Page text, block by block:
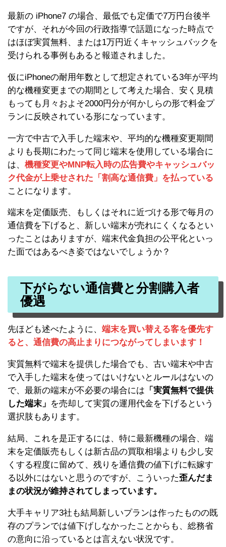
最新の iPhone7 の場合、最低でも定価で7万円台後半
ですが、それが今回の行政指導で話題になった時点で
はほぼ実質無料、または1万円近くキャッシュバックを
受けられる事例もあると報道されました。
仮にiPhoneの耐用年数として想定されている3年が平均
的な機種変更までの期間として考えた場合、安く見積
もっても月々およそ2000円分が何かしらの形で料金プ
ランに反映されている形になっています。
一方で中古で入手した端末や、平均的な機種変更期間
よりも長期にわたって同じ端末を使用している場合に
は、 機種変更やMNP転入時の広告費やキャッシュバッ
ク代金が上乗せされた「割高な通信費」を払っている
ことになります。
端末を定価販売、もしくはそれに近づける形で毎月の
通信費を下げると、新しい端末が売れにくくなるとい
ったことはありますが、端末代金負担の公平化といっ
た面ではあるべき姿ではないでしょうか？
下がらない通信費と分割購入者
優遇
先ほども述べたように、 端末を買い替える客を優先す
ると、通信費の高止まりにつながってしまいます！
実質無料で端末を提供した場合でも、古い端末や中古
で入手した端末を使ってはいけないとルールはないの
で、最新の端末が不必要の場合には 「実質無料で提供
した端末」 を売却して実質の運用代金を下げるという
選択肢もあります。
結局、これを是正するには、特に最新機種の場合、端
末を定価販売もしくは新古品の買取相場よりも少し安
くする程度に留めて、残りを通信費の値下げに転嫁す
る以外にはないと思うのですが、こういった歪んだま
まの状況が維持されてしまっています。
大手キャリア3社も結局新しいプランは作ったものの既
存のプランでは値下げしなかったことからも、総務省
の意向に沿っているとは言えない状況です。